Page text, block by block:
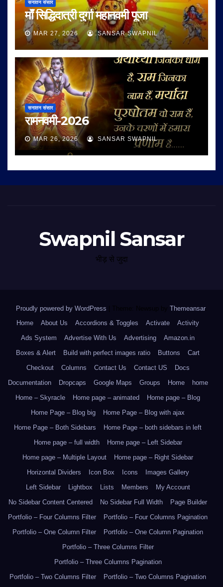
सनातन संसार
माँ सिद्धिदात्री दुर्गा महानवमी पूजा
MAR 27, 2026 SANSAR SWAPNIL
सनातन संसार
रामनवमी-2026
MAR 26, 2026 SANSAR SWAPNIL
Swapnil Sansar
भीड़ से जुदा
Proudly powered by WordPress Theme: Newsup by Themeansar.
Home
About Us Accordions & Toggles Activate
Activity
Ads System
Advertise With Us Advertising
Amazon.in
Boxes & Alert
Build with perfect images ratio Buttons
Cart
Checkout
Columns Contact Us Contact US
Docs
Documentation
Dropcaps Google Maps Groups Home
home
Home – Skyracle
Home page – animated
Home page – Blog
Home Page – Blog big
Home Page – Blog with ajax
Home Page – Both Sidebars
Home Page – both sidebars in left
Home page – full width
Home page – Left Sidebar
Home page – Multiple Layout
Home page – Right Sidebar
Horizontal Dividers
Icon Box Icons
Images Gallery
Left Sidebar
Lightbox Lists Members
My Account
No Sidebar Content Centered
No Sidebar Full Width
Page Builder
Portfolio – Four Columns Filter
Portfolio – Four Columns Pagination
Portfolio – One Column Filter
Portfolio – One Column Pagination
Portfolio – Three Columns Filter
Portfolio – Three Columns Pagination
Portfolio – Two Columns Filter
Portfolio – Two Columns Pagination